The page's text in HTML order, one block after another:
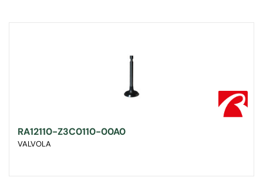
RA12110-Z3C0110-00A0
VALVOLA